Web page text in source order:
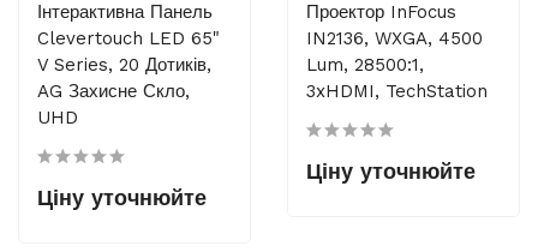
Інтерактивна Панель
Clevertouch LED 65"
V Series, 20 Дотиків,
AG Захисне Скло,
UHD
Ціну уточнюйте
Проектор InFocus
IN2136, WXGA, 4500
Lum, 28500:1,
3xHDMI, TechStation
Ціну уточнюйте